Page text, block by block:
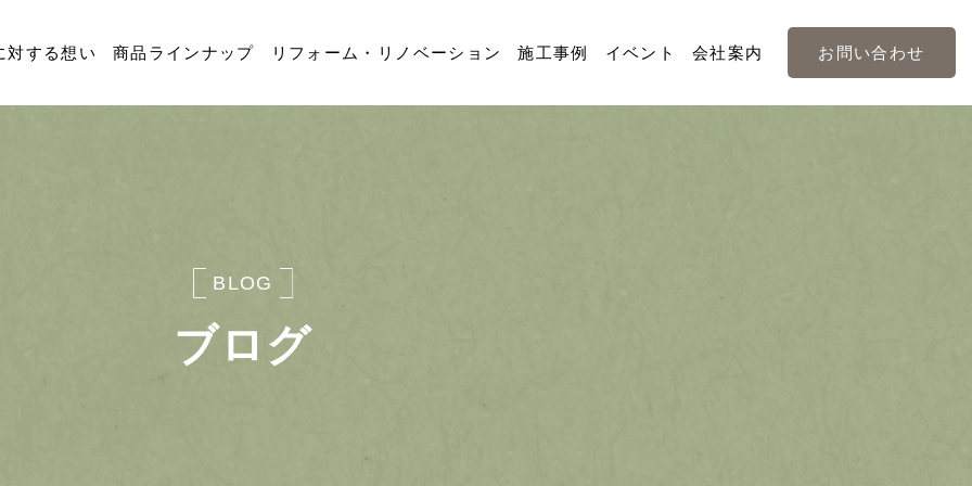
対する想い 商品ラインナップ リフォーム・リノベーション 施工事例 イベント 会社案内 お問い合わせ
BLOG
ブログ